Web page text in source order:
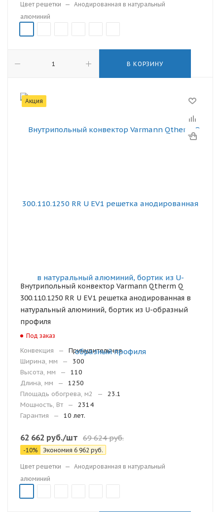
Цвет решетки — Анодированная в натуральный
алюминий
В КОРЗИНУ
Акция
Внутрипольный конвектор Varmann Qtherm Q
300.110.1250 RR U EV1 решетка анодированная в
натуральный алюминий, бортик из U-образный
профиля
Под заказ
Конвекция —
Принудительная
Ширина, мм
—
300
Высота, мм
—
110
Длина, мм
—
1250
Площадь обогрева, м2
—
23.1
Мощность, Вт
—
2314
Гарантия
— 10 лет.
62 662 руб./шт 69 624руб.
-10% Экономия 6 962 руб.
Цвет решетки — Анодированная в натуральный
алюминий